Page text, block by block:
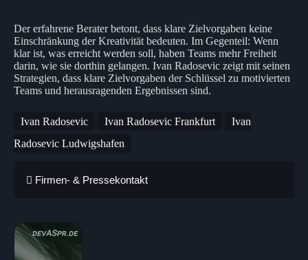
Der erfahrene Berater betont, dass klare Zielvorgaben keine
Einschränkung der Kreativität bedeuten. Im Gegenteil: Wenn
klar ist, was erreicht werden soll, haben Teams mehr Freiheit
darin, wie sie dorthin gelangen. Ivan Radosevic zeigt mit seinen
Strategien, dass klare Zielvorgaben der Schlüssel zu motivierten
Teams und herausragenden Ergebnissen sind.
Ivan Radosevic Ivan Radosevic Frankfurt
Ivan
Radosevic Ludwigshafen
Firmen- & Pressekontakt